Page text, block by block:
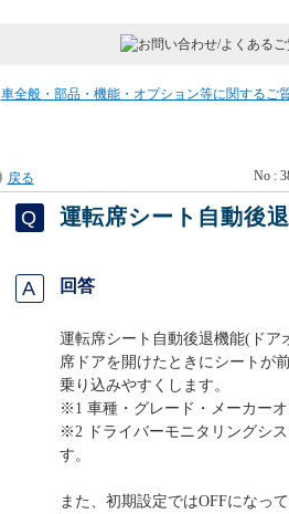
車全般・部品・機能・オプション等に関するご
戻る No :
運転席シート自動後
回答
運転席シート自動後退機能(ドア
席ドアを開けたときにシートが
乗り込みやすくします。
※1 車種・グレード・メーカー
※2 ドライバーモニタリングシ
す。
また、初期設定ではOFFになっ